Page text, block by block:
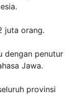
juta orang.
dengan penutur
Jawa.
provinsi